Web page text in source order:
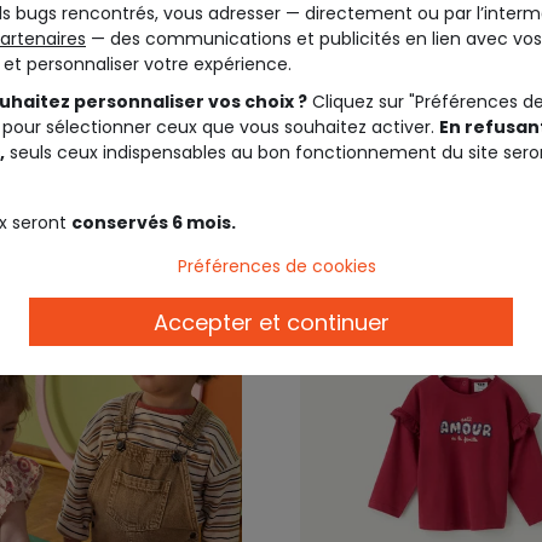
fille fleurie col
17,99 €
TAPE A L'OEIL
Robe bébé fille fleurie à
bugs rencontrés, vous adresser — directement ou par
— des communications et publicités en lien avec
et personnaliser votre expérience.
personnaliser vos choix ? Cliquez sur "Préférences de
sélectionner ceux que vous souhaitez activer. En
seuls ceux indispensables au bon fonctionnement du site
seront conservés 6 mois.
Préférences de cookies
Accepter et continuer